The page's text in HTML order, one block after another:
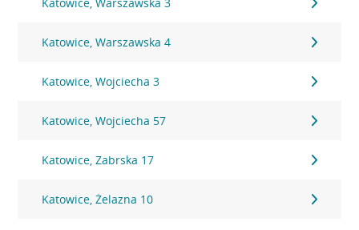
Katowice, Warszawska 4
Katowice, Wojciecha 3
Katowice, Wojciecha 57
Katowice, Zabrska 17
Katowice, Żelazna 10